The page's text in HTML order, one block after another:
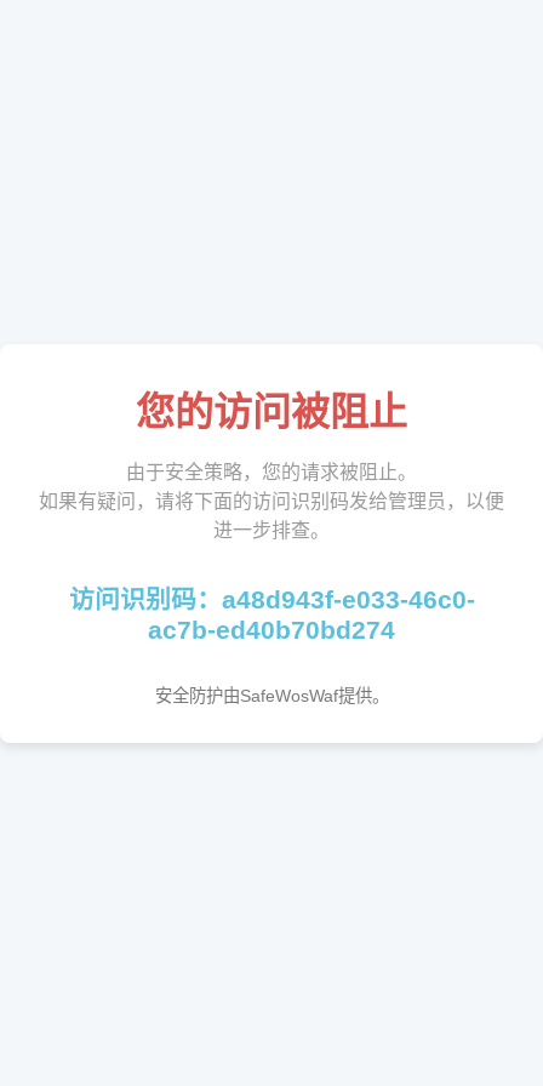
您的访问被阻止
由于安全策略，您的请求被阻止。
如果有疑问，请将下面的访问识别码发给管理员，以便
进一步排查。
访问识别码：a48d943f-e033-46c0-
ac7b-ed40b70bd274
安全防护由SafeWosWaf提供。